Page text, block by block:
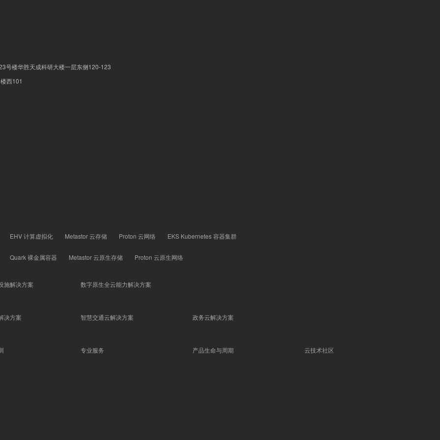
号楼华胜天成科研大楼一层东侧120-123
西101
EHV 计算虚拟化 Metastor 云存储 Proton 云网络 EKS Kubernetes 容器集群
Quark 裸金属容器 Metastor 云原生存储 Proton 云原生网络
施解决方案 数字原生全云能力解决方案
决方案 智慧交通云解决方案 政务云解决方案
专业服务 产品生命与周期 云技术社区